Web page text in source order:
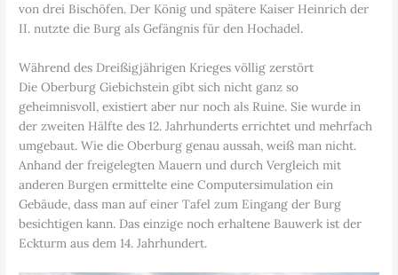
von drei Bischöfen. Der König und spätere Kaiser Heinrich der
II. nutzte die Burg als Gefängnis für den Hochadel.
Während des Dreißigjährigen Krieges völlig zerstört
Die Oberburg Giebichstein gibt sich nicht ganz so
geheimnisvoll, existiert aber nur noch als Ruine. Sie wurde in
der zweiten Hälfte des 12. Jahrhunderts errichtet und mehrfach
umgebaut. Wie die Oberburg genau aussah, weiß man nicht.
Anhand der freigelegten Mauern und durch Vergleich mit
anderen Burgen ermittelte eine Computersimulation ein
Gebäude, dass man auf einer Tafel zum Eingang der Burg
besichtigen kann. Das einzige noch erhaltene Bauwerk ist der
Eckturm aus dem 14. Jahrhundert.